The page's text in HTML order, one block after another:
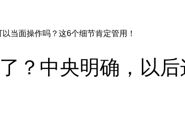
当面操作吗？这6个细节肯定管用！
？中央明确，以